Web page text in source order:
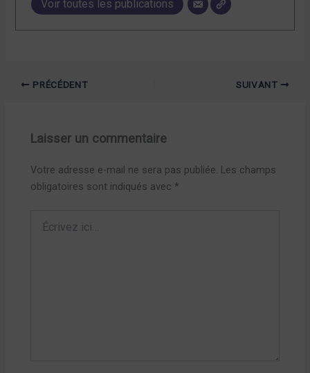
Voir toutes les publications
PRÉCÉDENT SUIVANT
Laisser un commentaire
Votre adresse e-mail ne sera pas publiée. Les champs
obligatoires sont indiqués avec *
ici…